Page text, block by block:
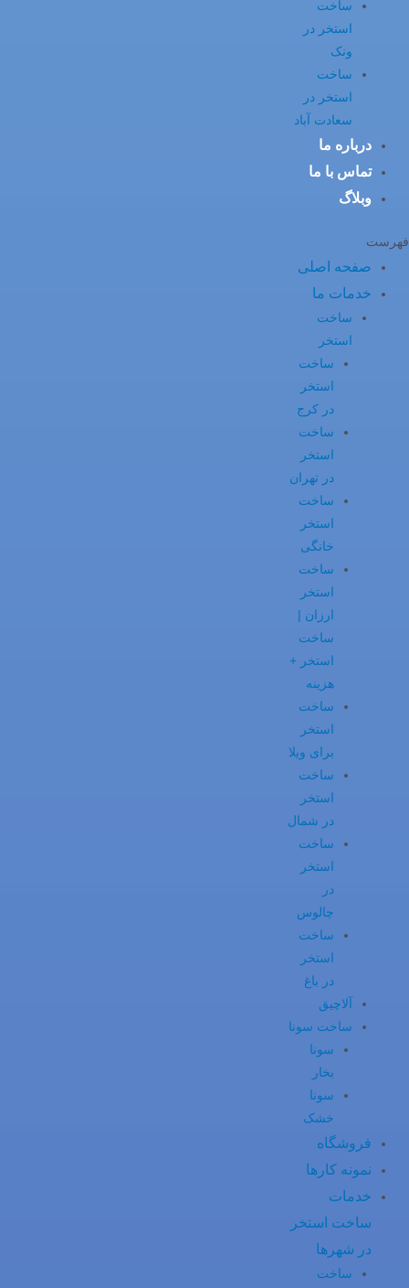
ساخت
استخر در
ونک
ساخت
استخر در
سعادت آباد
درباره ما
تماس با ما
وبلاگ
فهرست
صفحه اصلی
خدمات ما
ساخت
استخر
ساخت
استخر
در کرج
ساخت
استخر
در تهران
ساخت
استخر
خانگی
ساخت
استخر
ارزان |
ساخت
استخر +
هزینه
ساخت
استخر
برای ویلا
ساخت
استخر
در شمال
ساخت
استخر
در
چالوس
ساخت
استخر
در باغ
آلاچیق
ساخت سونا
سونا
بخار
سونا
خشک
فروشگاه
نمونه کارها
خدمات
ساخت استخر
در شهرها
ساخت